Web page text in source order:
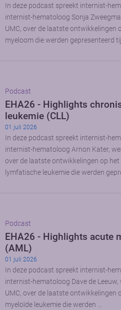
In deze podcast spreekt internist-
internist-hematoloog Sonja
UMC, over de laatste ontwikkelingen
myeloom die werden gepresenteerd
Podcast
EHA26 - Highlights
leukemie (CLL)
01 juli 2026
In deze podcast spreekt internist-
internist-hematoloog Arnon Kater,
over de laatste ontwikkelingen op
lymfatische leukemie die werden
Podcast
EHA26 - Highlights acute
(AML)
01 juli 2026
In deze podcast spreekt internist-
internist-hematoloog Dave de
UMC, over de laatste ontwikkelingen
myeloïde leukemie die werden …